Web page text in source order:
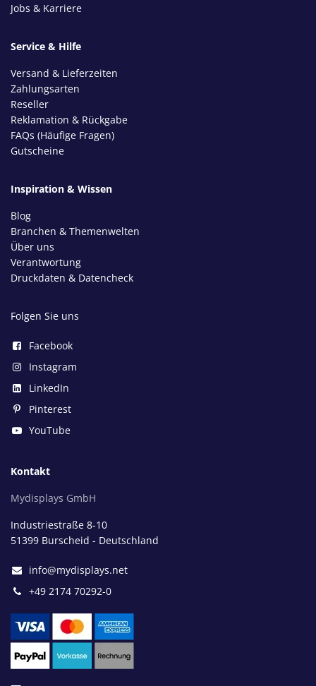
Jobs & Karriere
Service & Hilfe
Versand & Lieferzeiten
Zahlungsarten
Reseller
Reklamation & Rückgabe
FAQs (Häufige Fragen)
Gutscheine
Inspiration & Wissen
Blog
Branchen & Themenwelten
Über uns
Verantwortung
Druckdaten & Datencheck
Folgen Sie uns
Facebook
Instagram
LinkedIn
Pinterest
YouTube
Kontakt
Mydisplays GmbH
Industriestraße 8-10
51399 Burscheid - Deutschland
info@mydisplays.net
+49 2174 70292-0